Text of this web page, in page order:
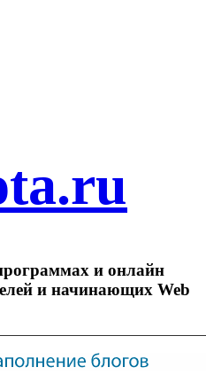
и онлайн
и начинающих Web